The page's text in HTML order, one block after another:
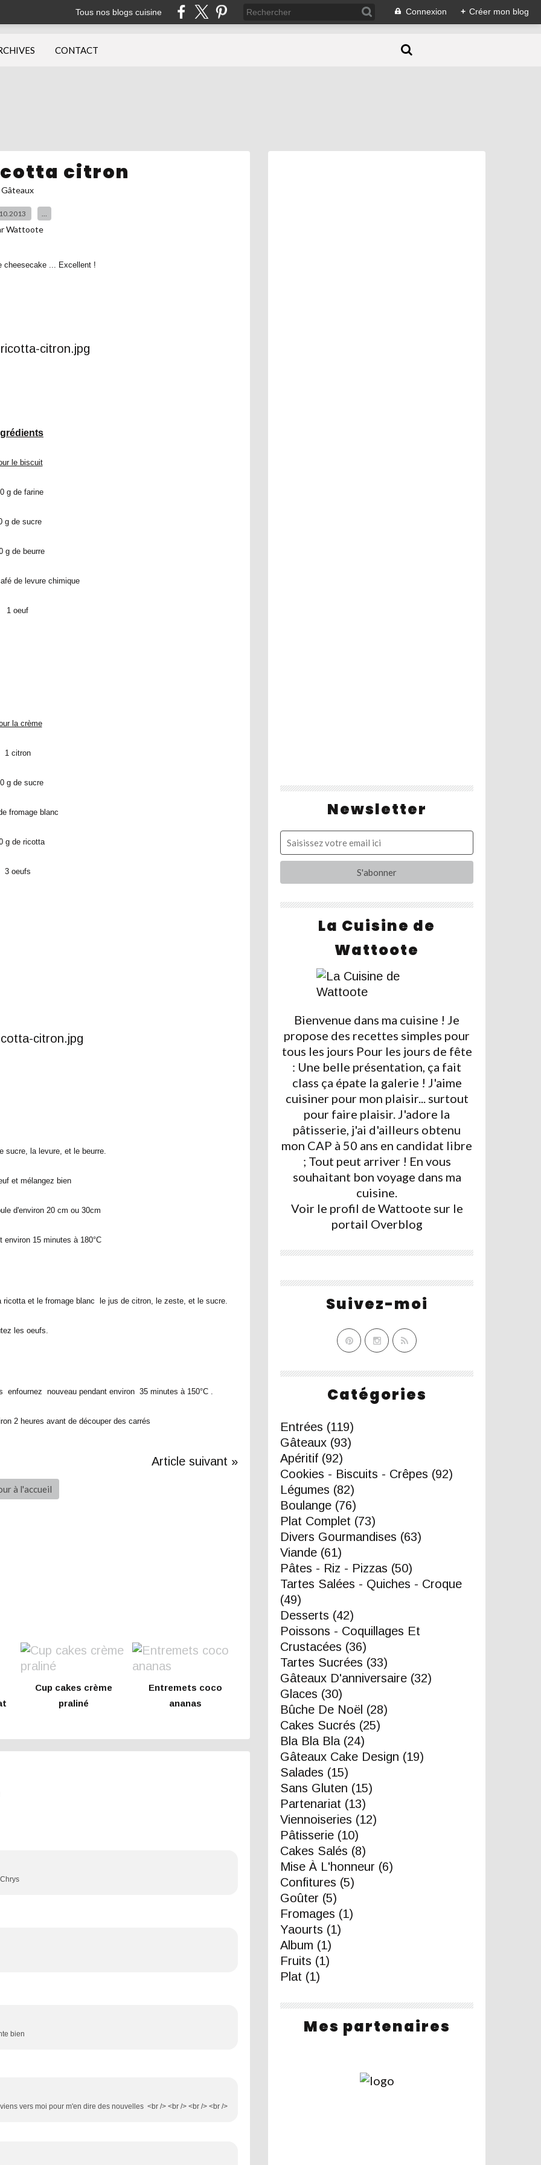
Tous nos blogs cuisine Connexion + Créer mon blog
CONTACT
citron
Gâteaux
…
Wattoote
cheesecake ... Excellent !
le biscuit
g de farine
g de sucre
g de beurre
de levure chimique
1 oeuf
la crème
1 citron
g de sucre
fromage blanc
g de ricotta
3 oeufs
sucre, la levure, et le beurre.
et mélangez bien
d'environ 20 cm ou 30cm
environ 15 minutes à 180°C
et le fromage blanc le jus de citron, le zeste, et le sucre.
les oeufs.
nouveau pendant environ 35 minutes à 150°C .
2 heures avant de découper des carrés
Article suivant »
à l'accueil
Cup cakes crème
praliné
Entremets coco
ananas
bien
vers moi pour m'en dire des nouvelles <br /> <br /> <br /> <br />
Newsletter
Catégories
Entrées (119)
Gâteaux (93)
Apéritif (92)
Cookies - Biscuits - Crêpes (92)
Légumes (82)
Boulange (76)
Plat Complet (73)
Divers Gourmandises (63)
Viande (61)
Pâtes - Riz - Pizzas (50)
Tartes Salées - Quiches - Croque
(49)
Desserts (42)
Poissons - Coquillages Et
Crustacées (36)
Tartes Sucrées (33)
Gâteaux D'anniversaire (32)
Glaces (30)
Bûche De Noël (28)
Cakes Sucrés (25)
Bla Bla Bla(24)
Gâteaux Cake Design (19)
Salades (15)
Sans Gluten (15)
Partenariat (13)
Viennoiseries (12)
Pâtisserie (10)
Cakes Salés (8)
Mise À L'honneur (6)
Confitures (5)
Goûter (5)
Fromages (1)
Yaourts (1)
Album (1)
Fruits (1)
Plat (1)
La Cuisine de
Wattoote
Bienvenue dans ma cuisine ! Je
propose des recettes simples pour
tous les jours Pour les jours de fête
: Une belle présentation, ça fait
class ça épate la galerie ! J'aime
cuisiner pour mon plaisir... surtout
pour faire plaisir. J'adore la
pâtisserie, j'ai d'ailleurs obtenu
mon CAP à 50 ans en candidat libre
; Tout peut arriver ! En vous
souhaitant bon voyage dans ma
cuisine.
Voir le profil de Wattoote sur le
portail Overblog
Suivez-moi
Mes partenaires